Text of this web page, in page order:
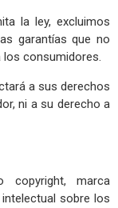
la ley, excluimos
garantías que no
los consumidores.
a sus derechos
ni a su derecho a
copyright, marca
sobre los